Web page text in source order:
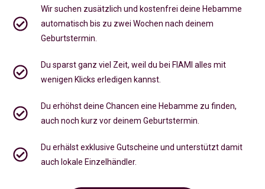
Wir suchen zusätzlich und kostenfrei deine Hebamme
automatisch bis zu zwei Wochen nach deinem
Geburtstermin.
Du sparst ganz viel Zeit, weil du bei FIAMI alles mit
wenigen Klicks erledigen kannst.
Du erhöhst deine Chancen eine Hebamme zu finden,
auch noch kurz vor deinem Geburtstermin
Du erhälst exklusive Gutscheine und unterstützt damit
auch lokale Einzelhändler.